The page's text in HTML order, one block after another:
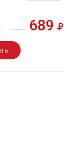
689